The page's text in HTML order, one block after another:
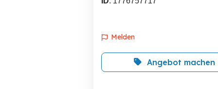
Melden
Angebot machen